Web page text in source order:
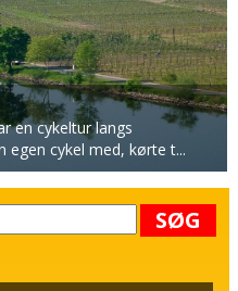
en cykeltur langs
egen cykel med, kørte t...
SØG